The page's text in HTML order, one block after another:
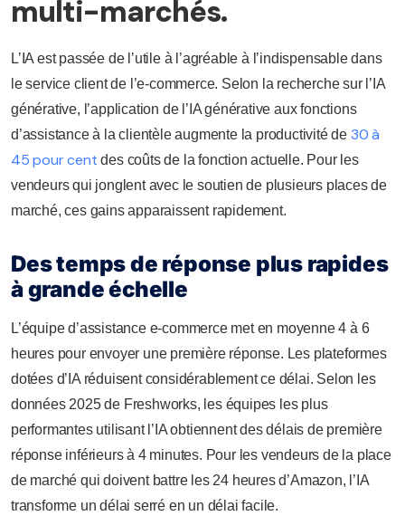
multi-marchés.
L’IA est passée de l’utile à l’agréable à l’indispensable dans
le service client de l’e-commerce. Selon la recherche sur l’IA
générative, l’application de l’IA générative aux fonctions
d’assistance à la clientèle augmente la productivité de 30 à
45 pour cent des coûts de la fonction actuelle. Pour les
vendeurs qui jonglent avec le soutien de plusieurs places de
marché, ces gains apparaissent rapidement.
Des temps de réponse plus rapides
à grande échelle
L’équipe d’assistance e-commerce met en moyenne 4 à 6
heures pour envoyer une première réponse. Les plateformes
dotées d’IA réduisent considérablement ce délai. Selon les
données 2025 de Freshworks, les équipes les plus
performantes utilisant l’IA obtiennent des délais de première
réponse inférieurs à 4 minutes. Pour les vendeurs de la place
de marché qui doivent battre les 24 heures d’Amazon, l’IA
transforme un délai serré en un délai facile.